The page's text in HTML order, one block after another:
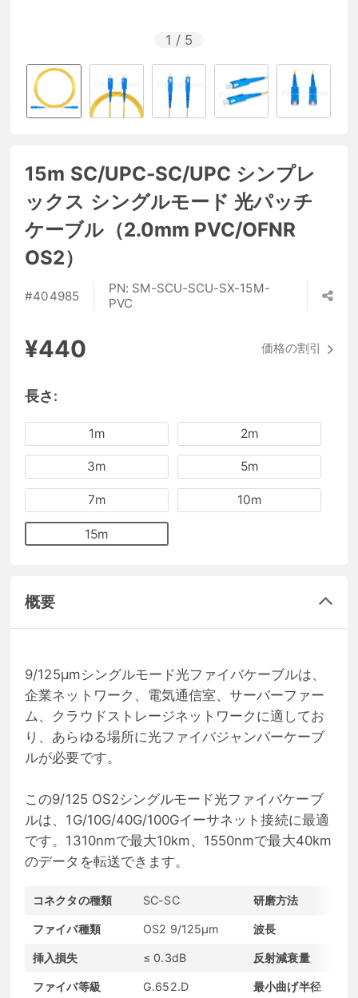
1 / 5
15m SC/UPC-SC/UPC シンプレ
ックス シングルモード 光パッチ
ケーブル（2.0mm PVC/OFNR
OS2）
#404985 PN: SM-SCU-SCU-SX-15M-
PVC
¥440 価格の割引
長さ:
1m 2m
3m 5m
7m 10m
15m
概要
9/125μmシングルモード光ファイバケーブルは、
企業ネットワーク、電気通信室、サーバーファー
ム、クラウドストレージネットワークに適してお
り、あらゆる場所に光ファイバジャンパーケーブ
ルが必要です。
この9/125 OS2シングルモード光ファイバケーブ
ルは、1G/10G/40G/100Gイーサネット接続に最適
です。1310nmで最大10km、1550nmで最大40km
のデータを転送できます。
コネクタの種類 SC-SC 研磨方法
ファイバ種類 OS2 9/125μm 波長
挿入損失 ≤ 0.3dB 反射減衰量
ファイバ等級 G.652.D 最小曲げ半径